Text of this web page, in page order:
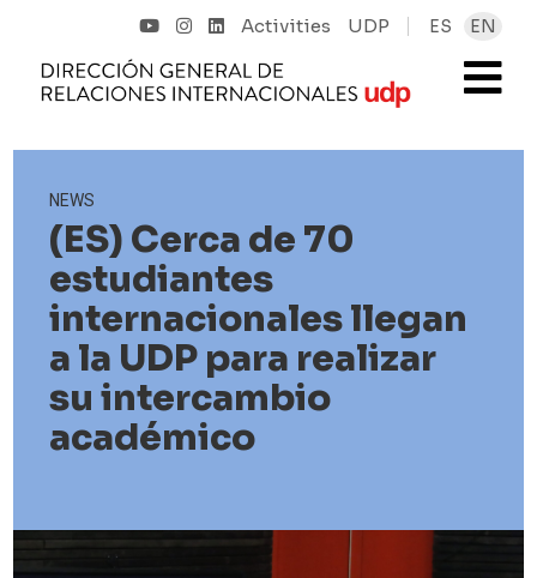
Activities UDP ES EN
NEWS
(ES) Cerca de 70
estudiantes
internacionales llegan
a la UDP para realizar
su intercambio
académico